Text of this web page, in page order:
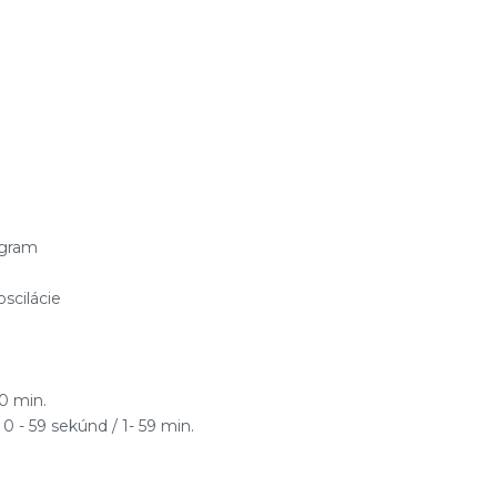
min.
- 59 sekúnd / 1- 59 min.